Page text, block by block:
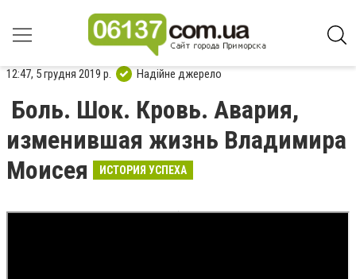
12:47, 5 грудня 2019 р. Надійне джерело
Боль. Шок. Кровь. Авария,
изменившая жизнь Владимира
Моисея
ИСТОРИЯ УСПЕХА